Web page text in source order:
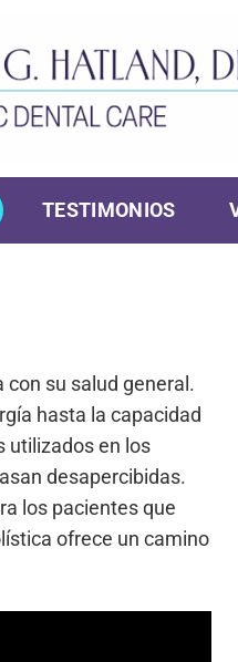
TESTIMONIOS
su salud general.
hasta la capacidad
utilizados en los
desapercibidas.
los pacientes que
ofrece un camino